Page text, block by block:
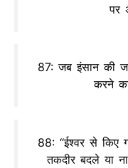
पर
87: जब इंसान की
करने
88: “ईश्वर से किए
तकदीर बदले या